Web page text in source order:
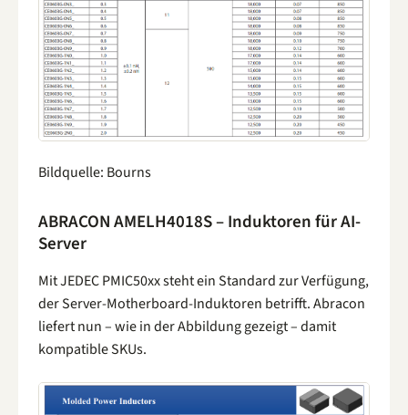
Bildquelle: Bourns
ABRACON AMELH4018S – Induktoren für AI-
Server
Mit JEDEC PMIC50xx steht ein Standard zur Verfügung,
der Server-Motherboard-Induktoren betrifft. Abracon
liefert nun – wie in der Abbildung gezeigt – damit
kompatible SKUs.